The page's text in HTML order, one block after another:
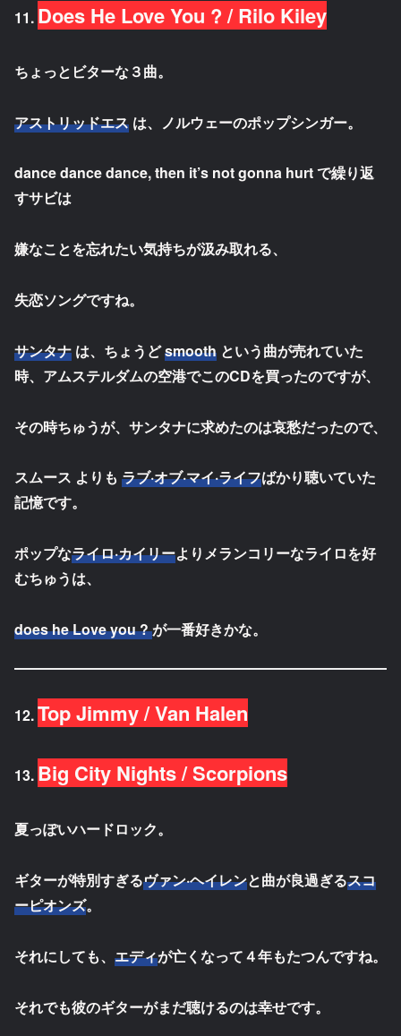
11. Does He Love You ? / Rilo Kiley
ちょっとビターな３曲。
アストリッドエス は、ノルウェーのポップシンガー。
dance dance dance, then it’s not gonna hurt で繰り返
すサビは
嫌なことを忘れたい気持ちが汲み取れる、
失恋ソングですね。
サンタナ は、ちょうどsmooth という曲が売れていた
時、アムステルダムの空港でこのCDを買ったのですが、
その時ちゅうが、サンタナに求めたのは哀愁だったので、
スムース よりも ラブ·オブ·マイ·ライフばかり聴いていた
記憶です。
ポップなライロ·カイリーよりメランコリーなライロを好
むちゅうは、
does he Love you ?が一番好きかな。
12.Top Jimmy / Van Halen
13. Big City Nights / Scorpions
夏っぽいハードロック。
ギターが特別すぎるヴァン·ヘイレンと曲が良過ぎるスコ
ーピオンズ。
それにしても、 エディが亡くなって４年もたつんですね。
それでも彼のギターがまだ聴けるのは幸せです。